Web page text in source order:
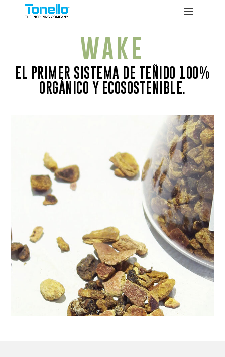
WAKE
EL PRIMER SISTEMA DE TEÑIDO 100%
ORGÁNICO Y ECOSOSTENIBLE.